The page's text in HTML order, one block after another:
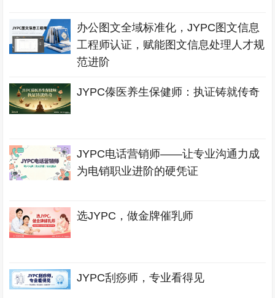
办公图文全域标准化，JYPC图文信息
工程师认证，赋能图文信息处理人才规
范进阶
JYPC傣医养生保健师：执证铸就传奇
JYPC电话营销师——让专业沟通力成
为电销职业进阶的硬凭证
选JYPC，做金牌催乳师
JYPC刮痧师，专业看得见